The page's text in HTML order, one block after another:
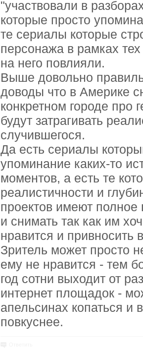
"участвовали в
которые просто
те сериалы которые
персонажа в рамках
на него повлияли.
Выше довольно
доводы что в Америке
конкретном городе про
будут затрагивать
случившегося.
Да есть сериалы
упоминание каких-то
моментов, а есть те
реалистичности и
проектов имеют полное
и снимать так как им
нравится и привносить
Зритель может просто
ему не нравится - тем
год сотни выходит от
интернет площадок -
апельсинах копаться и
повкуснее.